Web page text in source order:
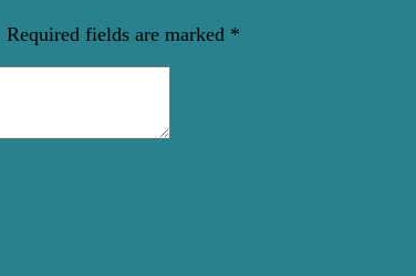
Required fields are marked *